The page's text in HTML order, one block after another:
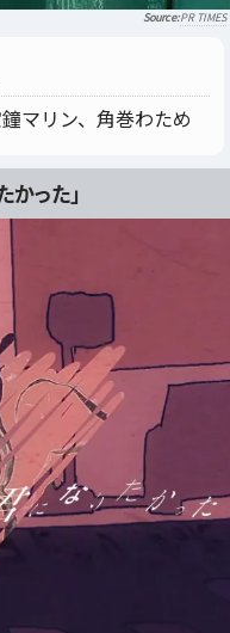
PR TIMES
マリン、角巻わため
った」